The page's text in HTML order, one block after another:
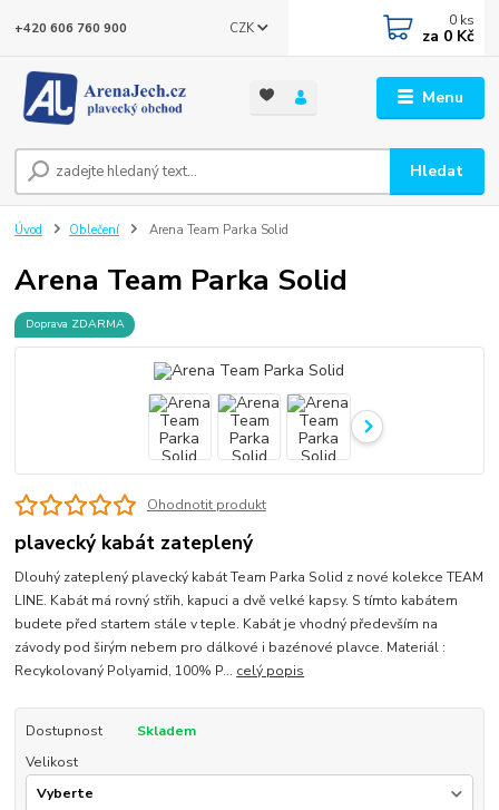
Menu
CZK
Hledat
+420 606 760 900 0 ks
za 0 Kč
Úvod Oblečení Arena Team Parka Solid
Arena Team Parka Solid
Doprava ZDARMA
Ohodnotit produkt
plavecký kabát zateplený
Dlouhý zateplený plavecký kabát Team Parka Solid z nové kolekce TEAM
LINE. Kabát má rovný střih, kapuci a dvě velké kapsy. S tímto kabátem
budete před startem stále v teple. Kabát je vhodný především na
závody pod širým nebem pro dálkové i bazénové plavce. Materiál :
Recykolovaný Polyamid, 100% P... celý popis
Dostupnost
Skladem
Velikost